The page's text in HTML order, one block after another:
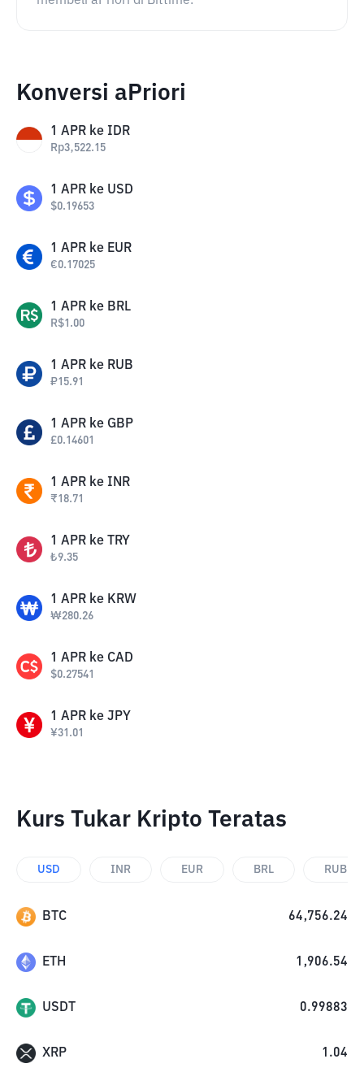
Konversi aPriori
1 APR ke IDR
Rp3,522.15
1 APR ke USD
$0.19653
1 APR ke EUR
€0.17025
1 APR ke BRL
R$1.00
1 APR ke RUB
₽15.91
1 APR ke GBP
£0.14601
1 APR ke INR
₹18.71
1 APR ke TRY
₺9.35
1 APR ke KRW
₩280.26
1 APR ke CAD
$0.27541
1 APR ke JPY
¥31.01
Kurs Tukar Kripto Teratas
USD INR EUR BRL RUB
BTC 64,756.24
ETH 1,906.54
USDT 0.99883
XRP 1.04